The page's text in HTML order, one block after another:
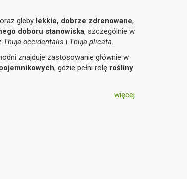
oraz gleby lekkie, dobrze zdrenowane,
doboru stanowiska, szczególnie w
Thuja occidentalis i Thuja plicata.
znajduje zastosowanie głównie w
, gdzie pełni rolę rośliny
więcej